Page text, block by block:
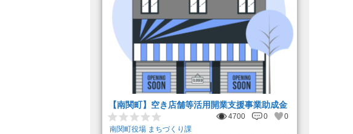
【南関町】空き店舗等活用開業支援事業助成金
4700 0
0
南関町役場 まちづくり課